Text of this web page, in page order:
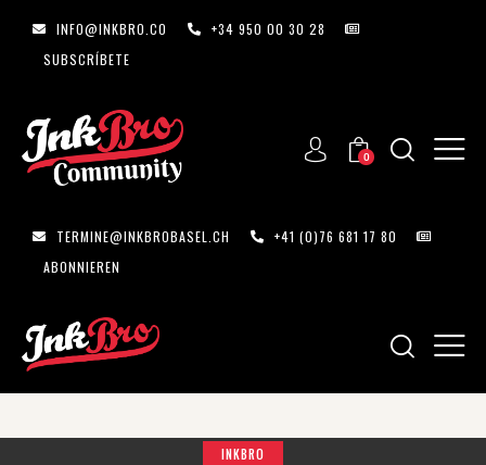
INFO@INKBRO.CO
+34 950 00 30 28
SUBSCRÍBETE
0
TERMINE@INKBROBASEL.CH
+41 (0)76 681 17 80
ABONNIEREN
INKBRO